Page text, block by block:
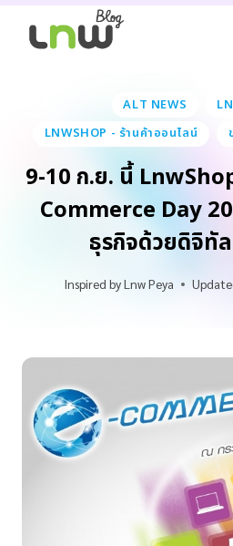
ALT NEWS
LNWSHOP - ร้านค้าออนไลน์
9-10 ก.ย. นี้
Commerce Day
ธุรกิจด้วยดิจิทั
Inspired byLnw Peya